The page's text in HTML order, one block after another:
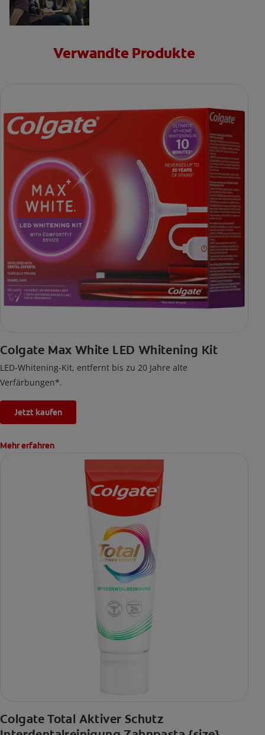
Verwandte Produkte
Colgate Max White LED Whitening Kit
LED-Whitening-Kit, entfernt bis zu 20 Jahre alte
Verfärbungen*.
Jetzt kaufen
Mehr erfahren
Colgate Total Aktiver Schutz